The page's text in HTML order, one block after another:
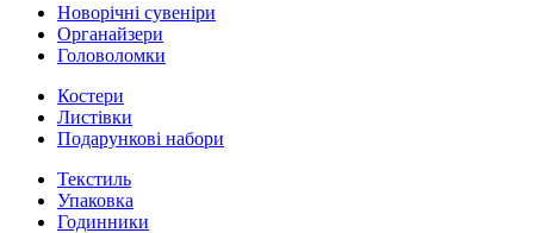
Новорічні сувеніри
Органайзери
Головоломки
Костери
Листівки
Подарункові набори
Текстиль
Упаковка
Годинники